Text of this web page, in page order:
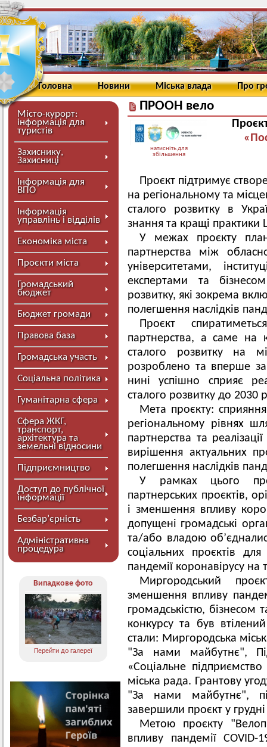
Головна Новини Міська влада Про
Місто-курорт:
інформація для
туристів
Захиснику,
Захисниці
Інформація для
ВПО
Інформація
управлінь і відділів
Економіка міста
Проєкти міста
Громадський
бюджет
Бюджет громади
Правова база
Громадська участь
Соціальна політика
Гуманітарна сфера
Сфера ЖКГ,
транспорт,
архітектура та
земельні відносини
Підприємництво
Доступ до публічної
інформації
Безбар’єрність
Адміністративна
процедура
Випадкове фото
Перейти до галереї
ПРООН вело
натисніть для
збільшення
Проєкт підтримує
на регіональному та
сталого розвитку в
знання та кращі практики
У межах проєкту
партнерства між
університетами,
експертами та
розвитку, які зокрема
полегшення наслідків
Проєкт
партнерства, а саме на
сталого розвитку на
розроблено та вперше
нині успішно сприяє
сталого розвитку до 2030
Мета проєкту:
регіональному рівнях
партнерства та
вирішення актуальних
полегшення наслідків
У рамках цього
партнерських проєктів,
і зменшення впливу
допущені громадські
та/або владою
соціальних проєктів
пандемії коронавірусу на
Миргородський
зменшення впливу
громадськістю,
конкурсу та був
стали: Миргородська
"За нами майбутнє",
«Соціальне
міська рада. Грантову
"За нами майбутнє",
завершили проєкт у
Метою проєкту
впливу пандемії COVID-